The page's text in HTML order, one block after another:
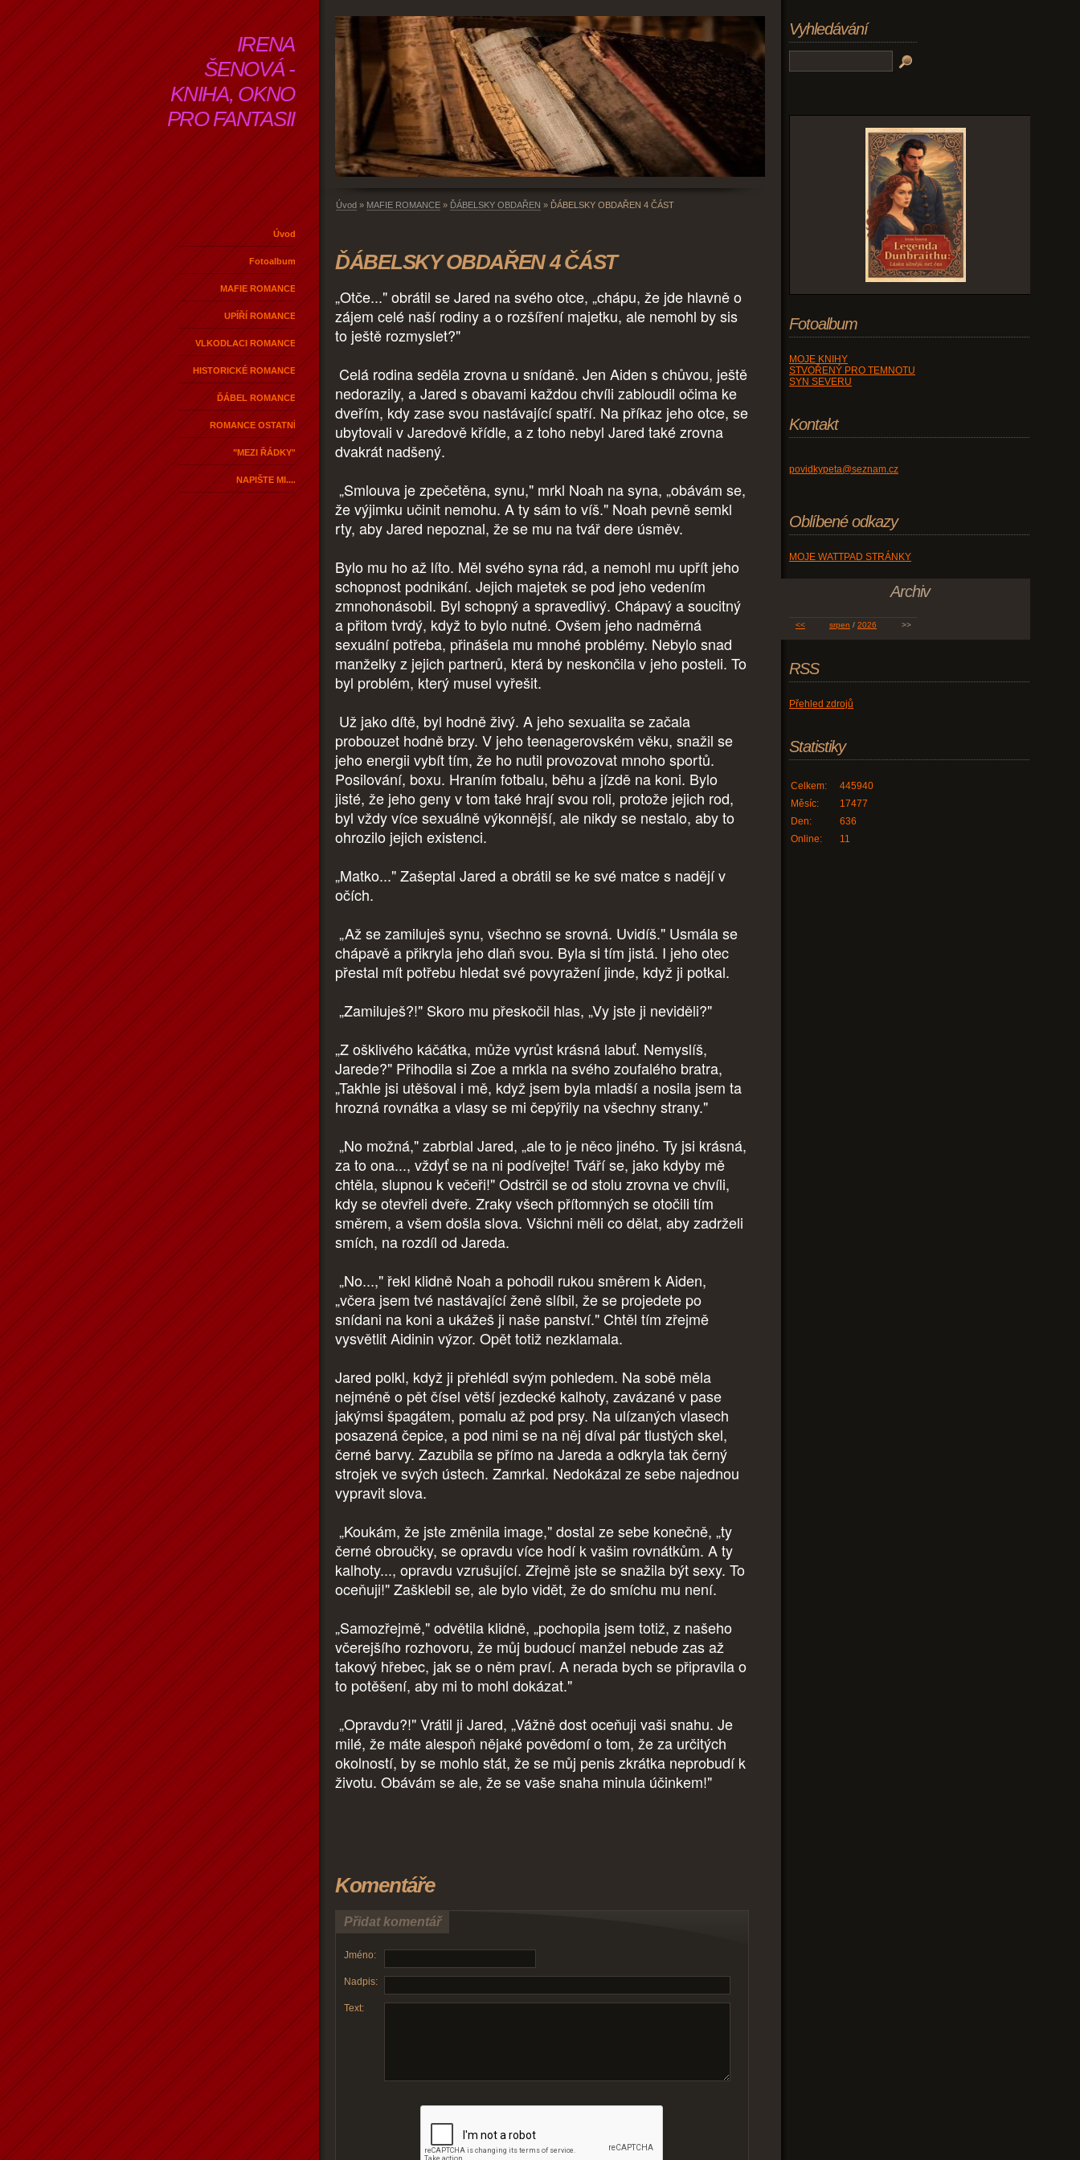
IRENA
ŠENOVÁ -
KNIHA, OKNO
PRO FANTASII
Úvod
Fotoalbum
MAFIE ROMANCE
UPÍŘÍ ROMANCE
VLKODLACI ROMANCE
HISTORICKÉ ROMANCE
ĎÁBEL ROMANCE
ROMANCE OSTATNÍ
"MEZI ŘÁDKY"
NAPIŠTE MI....
Úvod » MAFIE ROMANCE » ĎÁBELSKY OBDAŘEN » ĎÁBELSKY OBDAŘEN 4 ČÁST
ĎÁBELSKY OBDAŘEN 4 ČÁST
„Otče..." obrátil se Jared na svého otce, „chápu, že jde hlavně o
zájem celé naší rodiny a o rozšíření majetku, ale nemohl by sis
to ještě rozmyslet?"
Celá rodina seděla zrovna u snídaně. Jen Aiden s chůvou, ještě
nedorazily, a Jared s obavami každou chvíli zabloudil očima ke
dveřím, kdy zase svou nastávající spatří. Na příkaz jeho otce, se
ubytovali v Jaredově křídle, a z toho nebyl Jared také zrovna
dvakrát nadšený.
„Smlouva je zpečetěna, synu," mrkl Noah na syna, „obávám se,
že výjimku učinit nemohu. A ty sám to víš." Noah pevně semkl
rty, aby Jared nepoznal, že se mu na tvář dere úsměv.
Bylo mu ho až líto. Měl svého syna rád, a nemohl mu upřít jeho
schopnost podnikání. Jejich majetek se pod jeho vedením
zmnohonásobil. Byl schopný a spravedlivý. Chápavý a soucitný
a přitom tvrdý, když to bylo nutné. Ovšem jeho nadměrná
sexuální potřeba, přinášela mu mnohé problémy. Nebylo snad
manželky z jejich partnerů, která by neskončila v jeho posteli. To
byl problém, který musel vyřešit.
Už jako dítě, byl hodně živý. A jeho sexualita se začala
probouzet hodně brzy. V jeho teenagerovském věku, snažil se
jeho energii vybít tím, že ho nutil provozovat mnoho sportů.
Posilování, boxu. Hraním fotbalu, běhu a jízdě na koni. Bylo
jisté, že jeho geny v tom také hrají svou roli, protože jejich rod,
byl vždy více sexuálně výkonnější, ale nikdy se nestalo, aby to
ohrozilo jejich existenci.
„Matko..." Zašeptal Jared a obrátil se ke své matce s nadějí v
očích.
„Až se zamiluješ synu, všechno se srovná. Uvidíš." Usmála se
chápavě a přikryla jeho dlaň svou. Byla si tím jistá. I jeho otec
přestal mít potřebu hledat své povyražení jinde, když ji potkal.
„Zamiluješ?!" Skoro mu přeskočil hlas, „Vy jste ji neviděli?"
„Z ošklivého káčátka, může vyrůst krásná labuť. Nemyslíš,
Jarede?" Přihodila si Zoe a mrkla na svého zoufalého bratra,
„Takhle jsi utěšoval i mě, když jsem byla mladší a nosila jsem ta
hrozná rovnátka a vlasy se mi čepýřily na všechny strany."
„No možná," zabrblal Jared, „ale to je něco jiného. Ty jsi krásná,
za to ona..., vždyť se na ni podívejte! Tváří se, jako kdyby mě
chtěla, slupnou k večeři!" Odstrčil se od stolu zrovna ve chvíli,
kdy se otevřeli dveře. Zraky všech přítomných se otočili tím
směrem, a všem došla slova. Všichni měli co dělat, aby zadrželi
smích, na rozdíl od Jareda.
„No...," řekl klidně Noah a pohodil rukou směrem k Aiden,
„včera jsem tvé nastávající ženě slíbil, že se projedete po
snídani na koni a ukážeš ji naše panství." Chtěl tím zřejmě
vysvětlit Aidinin výzor. Opět totiž nezklamala.
Jared polkl, když ji přehlédl svým pohledem. Na sobě měla
nejméně o pět čísel větší jezdecké kalhoty, zavázané v pase
jakýmsi špagátem, pomalu až pod prsy. Na ulízaných vlasech
posazená čepice, a pod nimi se na něj díval pár tlustých skel,
černé barvy. Zazubila se přímo na Jareda a odkryla tak černý
strojek ve svých ústech. Zamrkal. Nedokázal ze sebe najednou
vypravit slova.
„Koukám, že jste změnila image," dostal ze sebe konečně, „ty
černé obroučky, se opravdu více hodí k vašim rovnátkům. A ty
kalhoty..., opravdu vzrušující. Zřejmě jste se snažila být sexy. To
oceňuji!" Zašklebil se, ale bylo vidět, že do smíchu mu není.
„Samozřejmě," odvětila klidně, „pochopila jsem totiž, z našeho
včerejšího rozhovoru, že můj budoucí manžel nebude zas až
takový hřebec, jak se o něm praví. A nerada bych se připravila o
to potěšení, aby mi to mohl dokázat."
„Opravdu?!" Vrátil ji Jared, „Vážně dost oceňuji vaši snahu. Je
milé, že máte alespoň nějaké povědomí o tom, že za určitých
okolností, by se mohlo stát, že se můj penis zkrátka neprobudí k
životu. Obávám se ale, že se vaše snaha minula účinkem!"
Komentáře
Přidat komentář
Jméno:
Nadpis:
Text:
Vyhledávání
Fotoalbum
MOJE KNIHY
STVOŘENÝ PRO TEMNOTU
SYN SEVERU
Kontakt
povidkypeta@seznam.cz
Oblíbené odkazy
MOJE WATTPAD STRÁNKY
Archiv
<< srpen / 2026 >>
RSS
Přehled zdrojů
Statistiky
Online: 11
Celkem:
445940
Měsíc:
17477
Den:
636